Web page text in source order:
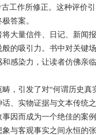
工作所修正。这种评价
答案。
大量信件、日记、新闻
的吸引力。书中对关键
感染力，让读者仿佛亲
，引发了对“何谓历史
、实物证据与文本传统
因而成为一个绝佳的案
与客观事实之间永恒的张